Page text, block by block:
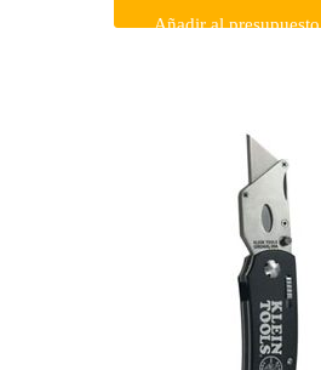
Añadir al presupuesto